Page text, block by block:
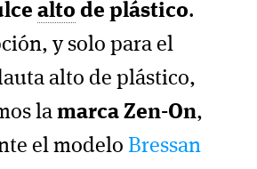
alto de plástico.
y solo para el
alto de plástico,
lamarca Zen-On,
el modeloBressan